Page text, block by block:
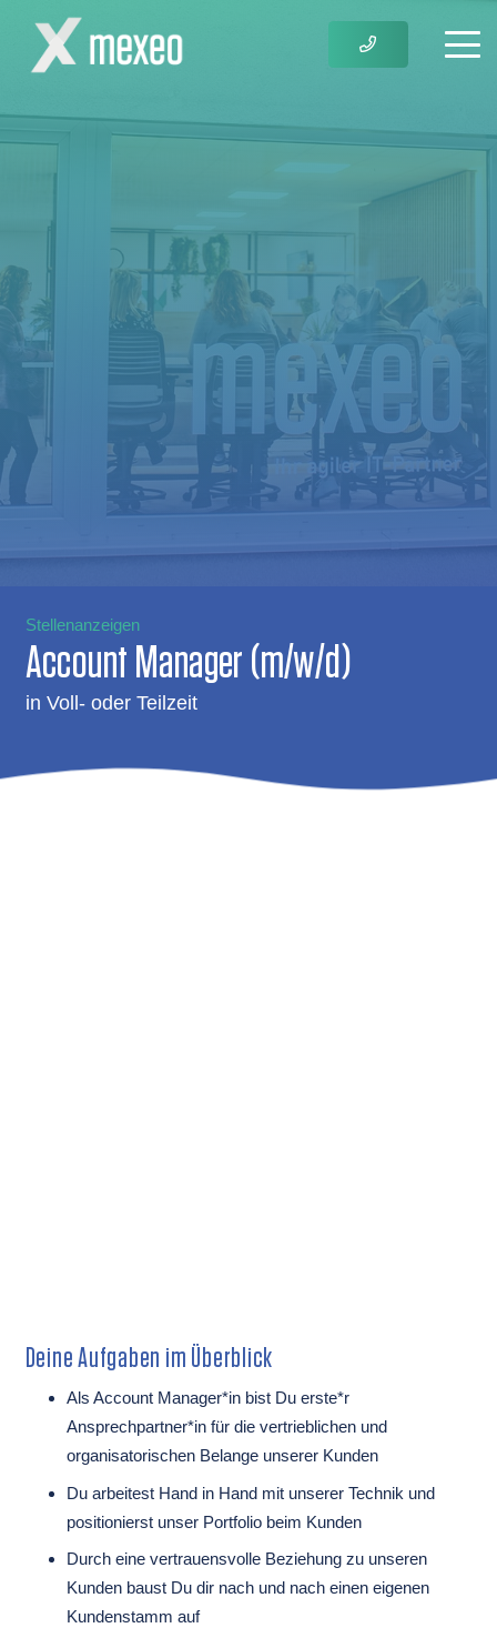
Stellenanzeigen
Account Manager (m/w/d)
in Voll- oder Teilzeit
Deine Aufgaben im Überblick
Als Account Manager*in bist Du erste*r
Ansprechpartner*in für die vertrieblichen und
organisatorischen Belange unserer Kunden
Du arbeitest Hand in Hand mit unserer Technik und
positionierst unser Portfolio beim Kunden
Durch eine vertrauensvolle Beziehung zu unseren
Kunden baust Du dir nach und nach einen eigenen
Kundenstamm auf